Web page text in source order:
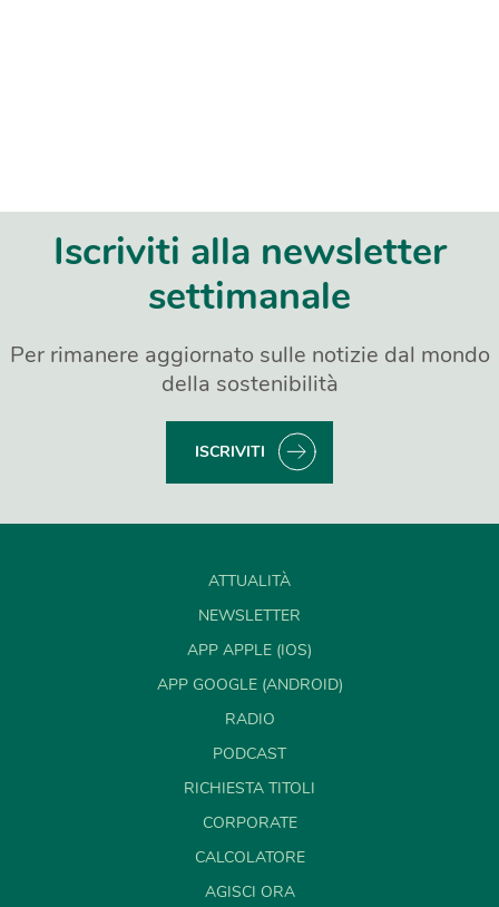
Iscriviti alla newsletter
settimanale
Per rimanere aggiornato sulle notizie dal mondo
della sostenibilità
ISCRIVITI
ATTUALITÀ
NEWSLETTER
APP APPLE (IOS)
APP GOOGLE (ANDROID)
RADIO
PODCAST
RICHIESTA TITOLI
CORPORATE
CALCOLATORE
AGISCI ORA